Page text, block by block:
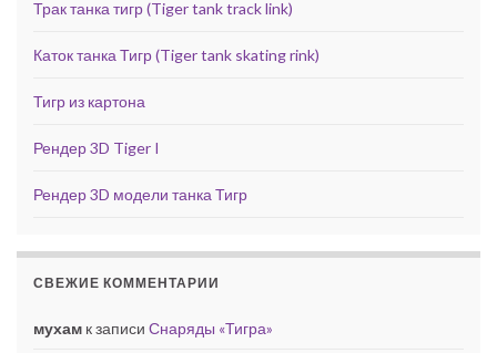
Трак танка тигр (Tiger tank track link)
Каток танка Тигр (Tiger tank skating rink)
Тигр из картона
Рендер 3D Tiger I
Рендер 3D модели танка Тигр
СВЕЖИЕ КОММЕНТАРИИ
мухам к записи Снаряды «Тигра»